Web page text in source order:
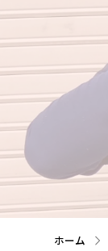
ホーム